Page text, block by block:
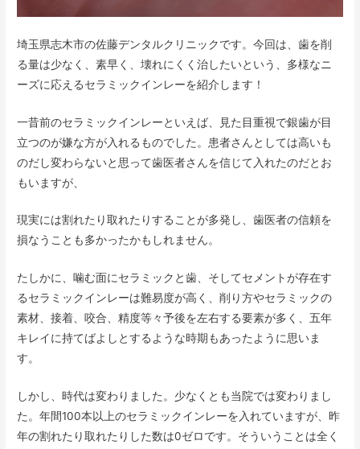
埼玉県志木市の佐藤デンタルクリニックです。今回は、歯を削
る量は少なく、素早く、壊れにくく治したいという、多様なニ
ーズに応えるセラミックインレーを紹介します！
一昔前のセラミックインレーといえば、見た目重視で銀歯が目
立つのが嫌な方が入れるものでした。患者さんとしては高いも
のだし変わらないと思って歯医者さんを信じて入れたのだとお
もいますが、
現実には割れたり取れたりすることが多発し、歯医者の信頼を
損なうことも多かったかもしれません。
たしかに、噛む面にセラミックと歯、そしてセメントが存在す
るセラミックインレーは難易度が高く、削り方やセラミックの
素材、接着、咬合、精度等々予後を左右する要素が多く、五年
キレイに持てばよしとするような時期もあったように思いま
す。
しかし、時代は変わりました。少なくとも当院では変わりまし
た。年間100本以上のセラミックインレーを入れていますが、昨
年の割れたり取れたりした数は0ゼロです。そういうことは全く